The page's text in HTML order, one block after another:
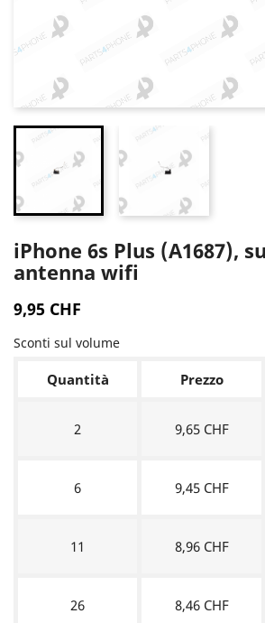
iPhone 6s Plus (A1687),
antenna wifi
9,95 CHF
Sconti sul volume
Quantità Prezzo
2 9,65 CHF
6 9,45 CHF
11 8,96 CHF
26 8,46 CHF